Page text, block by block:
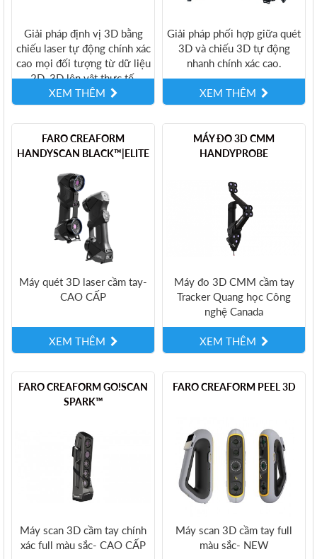
Giải pháp định vị 3D bằng
chiếu laser tự động chính xác
cao mọi đối tượng từ dữ liệu
2D, 3D lên vật thực tế.
XEM THÊM
Giải pháp phối hợp giữa quét
3D và chiếu 3D tự động
nhanh chính xác cao.
XEM THÊM
FARO CREAFORM
HANDYSCAN BLACK™|ELITE
Máy quét 3D laser cầm tay-
CAO CẤP
XEM THÊM
MÁY ĐO 3D CMM
HANDYPROBE
Máy đo 3D CMM cầm tay
Tracker Quang học Công
nghệ Canada
XEM THÊM
FARO CREAFORM GO!SCAN
SPARK™
Máy scan 3D cầm tay chính
xác full màu sắc- CAO CẤP
FARO CREAFORM PEEL 3D
Máy scan 3D cầm tay full
màu sắc- NEW